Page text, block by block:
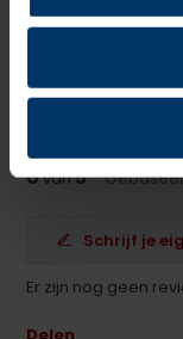
Kleur
Beoordelingen
0van5
Schrijf je
Er zijn nog geen
Delen